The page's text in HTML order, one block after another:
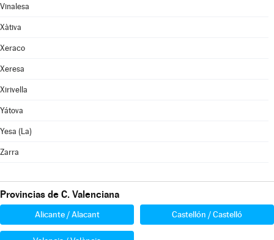
Vinalesa
Xàtiva
Xeraco
Xeresa
Xirivella
Yátova
Yesa (La)
Zarra
Provincias de C. Valenciana
Alicante / Alacant Castellón / Castelló